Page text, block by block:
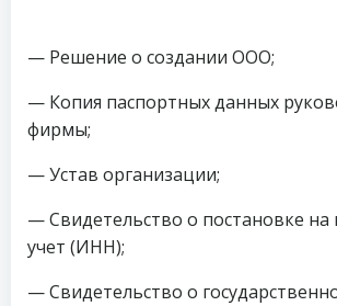
— Решение о создании ООО;
— Копия паспортных данных
фирмы;
— Устав организации;
— Свидетельство о постановке на
учет (ИНН);
— Свидетельство о